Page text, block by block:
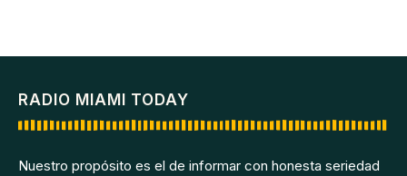
RADIO MIAMI TODAY
Nuestro propósito es el de informar con honesta seriedad